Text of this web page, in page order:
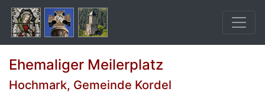
Ehemaliger Meilerplatz
Hochmark, Gemeinde Kordel